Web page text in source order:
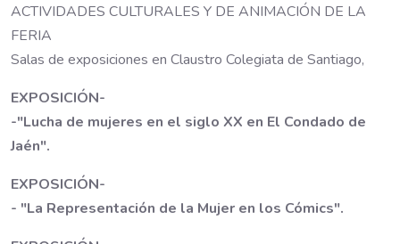
ACTIVIDADES CULTURALES Y DE ANIMACIÓN DE LA
FERIA
Salas de exposiciones en Claustro Colegiata de Santiago,
EXPOSICIÓN-
-"Lucha de mujeres en el siglo XX en El Condado de
Jaén".
EXPOSICIÓN-
- "La Representación de la Mujer en los Cómics".